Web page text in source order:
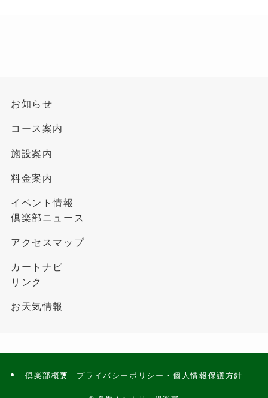
お知らせ
コース案内
施設案内
料金案内
イベント情報
倶楽部ニュース
アクセスマップ
カートナビ
リンク
お天気情報
倶楽部概要 プライバシーポリシー・個人情報保護方針